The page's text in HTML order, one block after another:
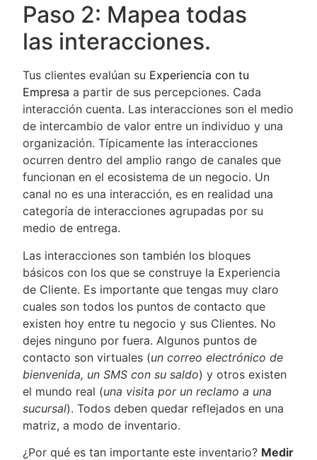
Paso 2: Mapea todas
las interacciones.
Tus clientes evalúan su Experiencia con tu
Empresa a partir de sus percepciones. Cada
interacción cuenta. Las interacciones son el medio
de intercambio de valor entre un individuo y una
organización. Típicamente las interacciones
ocurren dentro del amplio rango de canales que
funcionan en el ecosistema de un negocio. Un
canal no es una interacción, es en realidad una
categoría de interacciones agrupadas por su
medio de entrega.
Las interacciones son también los bloques
básicos con los que se construye la Experiencia
de Cliente. Es importante que tengas muy claro
cuales son todos los puntos de contacto que
existen hoy entre tu negocio y sus Clientes. No
dejes ninguno por fuera. Algunos puntos de
contacto son virtuales (un correo electrónico de
bienvenida, un SMS con su saldo) y otros existen
el mundo real (una visita por un reclamo a una
sucursal). Todos deben quedar reflejados en una
matriz, a modo de inventario.
¿Por qué es tan importante este inventario? Medir